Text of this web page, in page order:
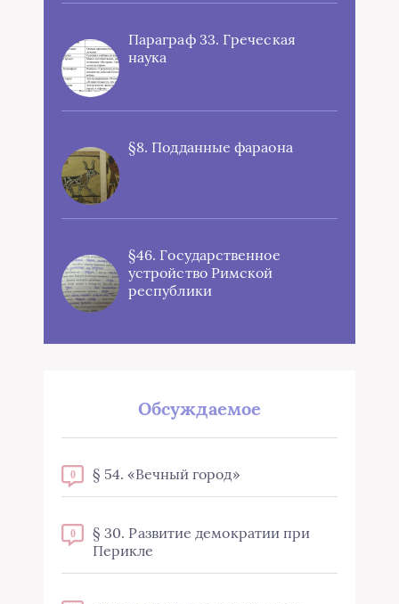
Параграф 33. Греческая
наука
§8. Подданные фараона
§46. Государственное
устройство Римской
республики
Обсуждаемое
0 § 54. «Вечный город»
0
§ 30. Развитие демократии при
Перикле